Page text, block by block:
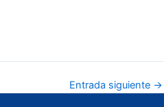
Entrada siguiente →